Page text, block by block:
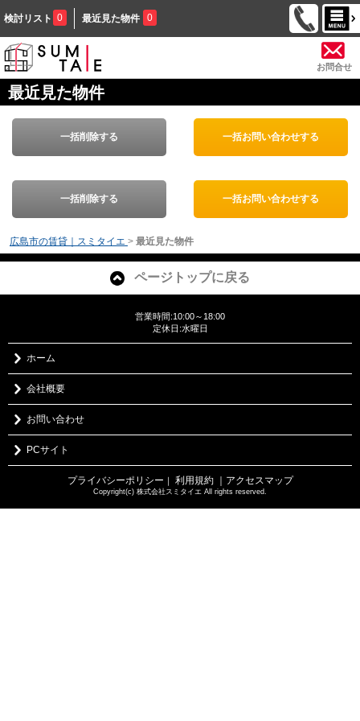
検討リスト 0 最近見た物件 0
お問合せ
最近見た物件
一括削除する 一括お問い合わせする
一括削除する 一括お問い合わせする
広島市の賃貸｜スミタイエ > 最近見た物件
ページトップに戻る
営業時間:10:00～18:00
定休日:水曜日
ホーム
会社概要
お問い合わせ
PCサイト
プライバシーポリシー ｜ 利用規約 ｜アクセスマップ
Copyright(c) 株式会社スミタイエ All rights reserved.